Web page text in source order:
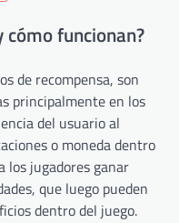
funcionan?
de recompensa, son
principalmente en los
del usuario al
o moneda dentro
los jugadores ganar
que luego pueden
dentro del juego.